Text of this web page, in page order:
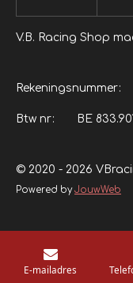
V.B. Racing Shop
Rekeningsnummer:
Btw nr: BE
© 2020 - 2026
Powered byJouwWeb
E-mailadres